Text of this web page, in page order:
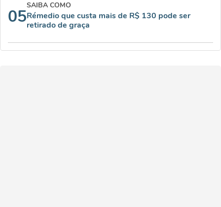
05
SAIBA COMO
Rémedio que custa mais de R$ 130 pode ser
retirado de graça